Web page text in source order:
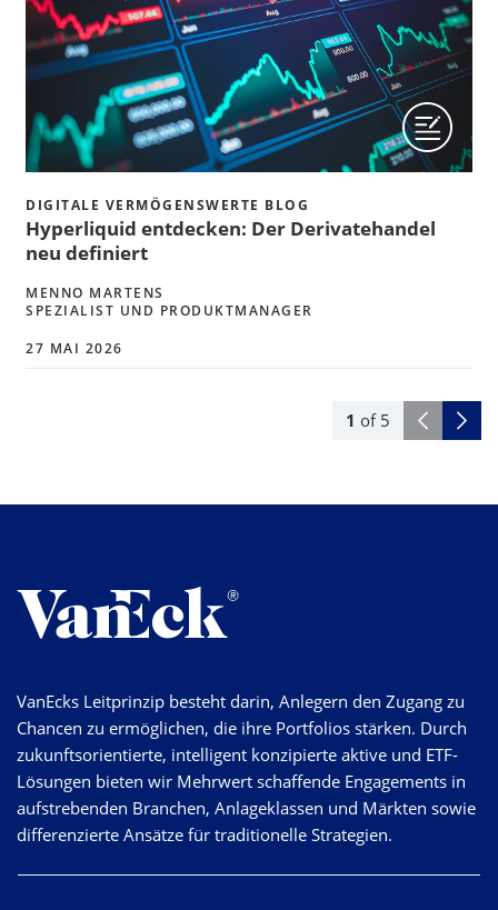
1 of 5
DIGITALE VERMÖGENSWERTE BLOG
Hyperliquid entdecken: Der Derivatehandel
neu definiert
MENNO MARTENS
SPEZIALIST UND PRODUKTMANAGER
27 MAI 2026
VanEcks Leitprinzip besteht darin, Anlegern den Zugang zu
Chancen zu ermöglichen, die ihre Portfolios stärken. Durch
zukunftsorientierte, intelligent konzipierte aktive und ETF-
Lösungen bieten wir Mehrwert schaffende Engagements in
aufstrebenden Branchen, Anlageklassen und Märkten sowie
differenzierte Ansätze für traditionelle Strategien.